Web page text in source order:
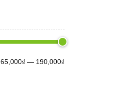
65,000₫ — 190,000₫